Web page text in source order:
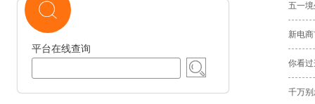
平台在线查询
五一
新电
你看
千万